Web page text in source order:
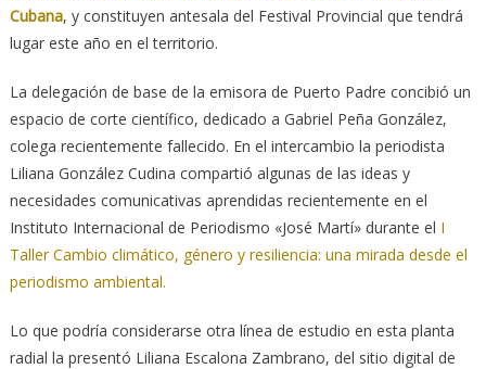
Cubana, y constituyen antesala del Festival Provincial que tendrá
lugar este año en el territorio.
La delegación de base de la emisora de Puerto Padre concibió un
espacio de corte científico, dedicado a Gabriel Peña González,
colega recientemente fallecido. En el intercambio la periodista
Liliana González Cudina compartió algunas de las ideas y
necesidades comunicativas aprendidas recientemente en el
Instituto Internacional de Periodismo «José Martí» durante el I
Taller Cambio climático, género y resiliencia: una mirada desde el
periodismo ambiental.
Lo que podría considerarse otra línea de estudio en esta planta
radial la presentó Liliana Escalona Zambrano, del sitio digital de